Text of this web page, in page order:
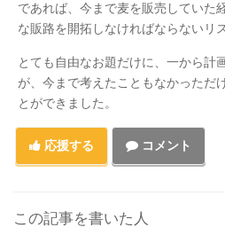
であれば、今まで麦を販売していた
な販路を開拓しなければならないリ
とても自由なお題だけに、一から計
が、今まで考えたこともなかっただ
とができました。
応援する コメント
この記事を書いた人